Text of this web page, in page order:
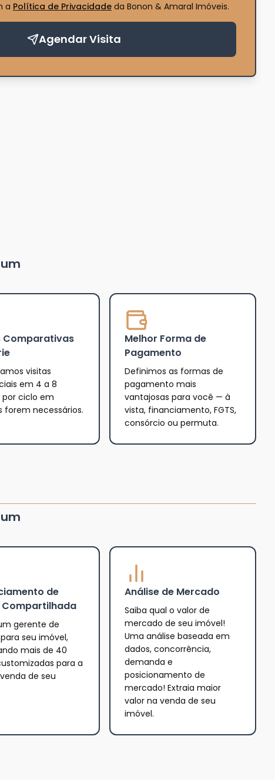
a Política de Privacidade da Bonon & Amaral Imóveis.
Agendar Visita
Comparativas
visitas
em 4 a 8
por ciclo em
forem necessários.
Melhor Forma de
Pagamento
Definimos as formas de
pagamento mais
vantajosas para você — à
vista, financiamento, FGTS,
consórcio ou permuta.
de
Compartilhada
gerente de
seu imóvel,
mais de 40
para a
de seu
Análise de Mercado
Saiba qual o valor de
mercado de seu imóvel!
Uma análise baseada em
dados, concorrência,
demanda e
posicionamento de
mercado! Extraia maior
valor na venda de seu
imóvel.